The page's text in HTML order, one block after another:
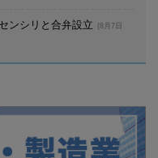
ンシリと合弁設立
(8月7日